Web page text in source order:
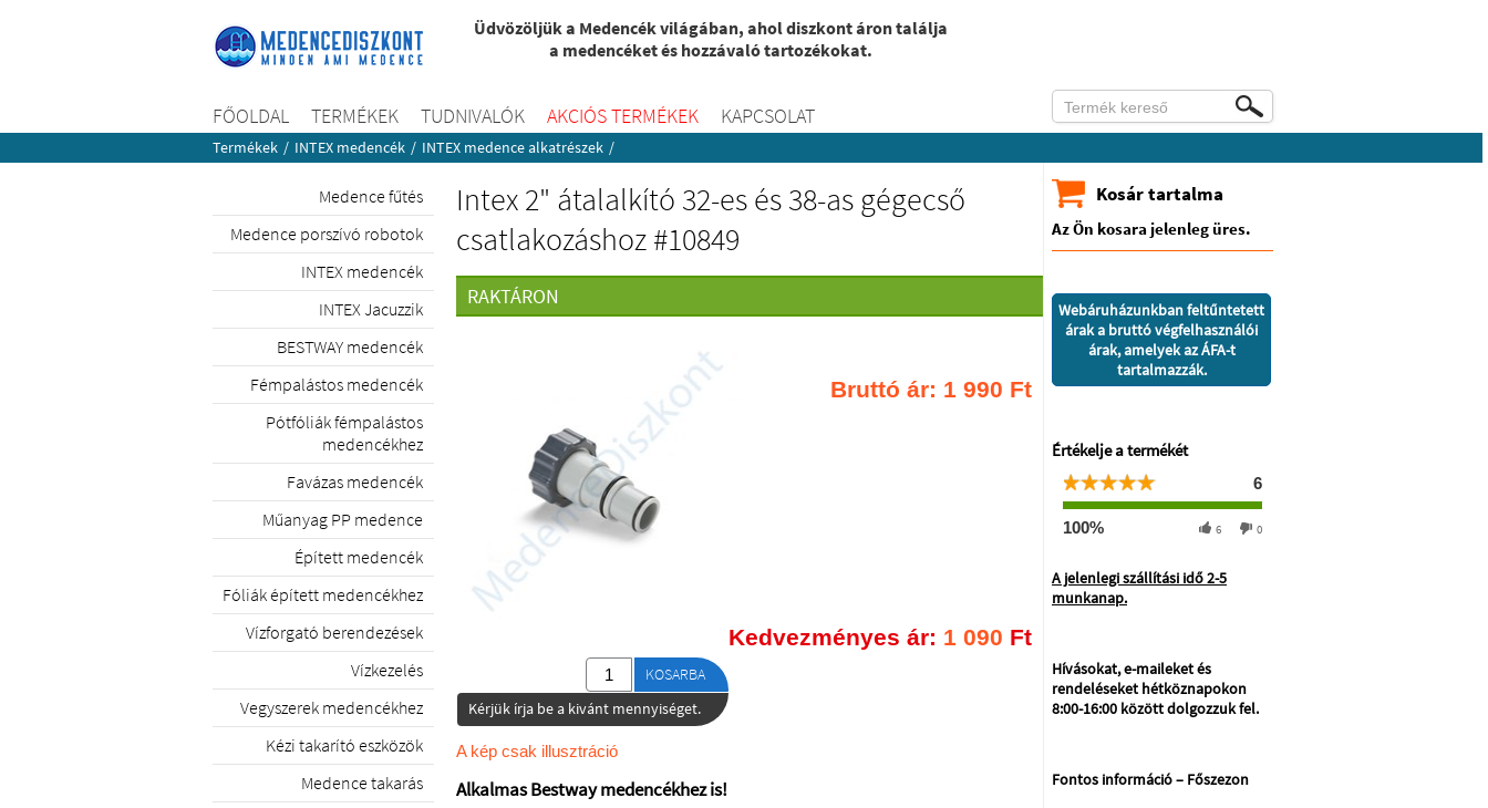
Üdvözöljük a Medencék világában, ahol diszkont áron találja
a medencéket és hozzávaló tartozékokat.
FŐOLDAL TERMÉKEK TUDNIVALÓK AKCIÓS TERMÉKEK KAPCSOLAT
Termékek / INTEX medencék / INTEX medence alkatrészek /
Medence fűtés
Medence porszívó robotok
INTEX medencék
INTEX Jacuzzik
BESTWAY medencék
Fémpalástos medencék
Pótfóliák fémpalástos
medencékhez
Favázas medencék
Műanyag PP medence
Épített medencék
Fóliák épített medencékhez
Vízforgató berendezések
Vízkezelés
Vegyszerek medencékhez
Kézi takarító eszközök
Medence takarás
Intex 2" átalalkító 32-es és 38-as gégecső
csatlakozáshoz #10849
RAKTÁRON
Bruttó ár: 1 990 Ft
Kedvezményes ár: 1 090 Ft
KOSARBA
Kérjük írja be a kivánt mennyiséget.
A kép csak illusztráció
Alkalmas Bestway medencékhez is!
Kosár tartalma
Az Ön kosara jelenleg üres.
Webáruházunkban feltűntetett
árak a bruttó végfelhasználói
árak, amelyek az ÁFA-t
tartalmazzák.
Értékelje a termékét
6
100% 6 0
A jelenlegi szállítási idő 2-5
munkanap.
Hívásokat, e-maileket és
rendeléseket hétköznapokon
8:00-16:00 között dolgozzuk fel.
Fontos információ – Főszezon